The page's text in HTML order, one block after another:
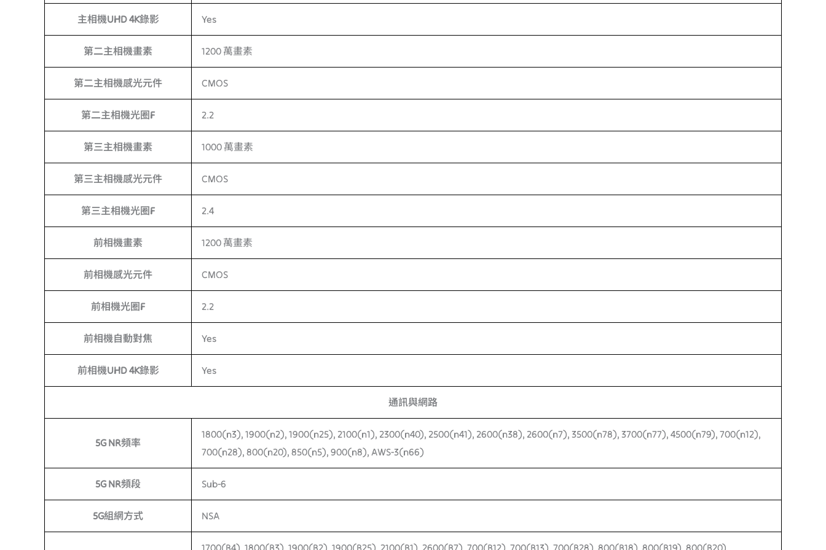
主相機UHD 4K錄影 Yes
第二主相機畫素 1200 萬畫素
第二主相機感光元件 CMOS
第二主相機光圈F 2.2
第三主相機畫素 1000 萬畫素
第三主相機感光元件 CMOS
第三主相機光圈F 2.4
前相機畫素 1200 萬畫素
前相機感光元件 CMOS
前相機光圈F 2.2
前相機自動對焦 Yes
前相機UHD 4K錄影 Yes
通訊與網路
5G NR頻率
1800(n3), 1900(n2), 1900(n25), 2100(n1), 2300(n40), 2500(n41), 2600(n38), 2600(n7), 3500(n78), 3700(n77), 4500(n79), 700(n12),
700(n28), 800(n20), 850(n5), 900(n8), AWS-3(n66)
5G NR頻段 Sub-6
5G組網方式 NSA
1700(B4), 1800(B3), 1900(B2), 1900(B25), 2100(B1), 2600(B7), 700(B12), 700(B13), 700(B28), 800(B18), 800(B19), 800(B20),